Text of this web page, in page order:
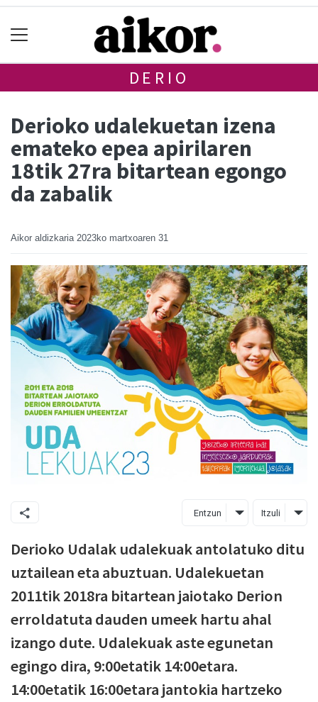
DERIO
Derioko udalekuetan izena
emateko epea apirilaren
18tik 27ra bitartean egongo
da zabalik
Aikor aldizkaria 2023ko martxoaren 31
Entzun Itzuli
Derioko Udalak udalekuak antolatuko ditu
uztailean eta abuztuan. Udalekuetan
2011tik 2018ra bitartean jaiotako Derion
erroldatuta dauden umeek hartu ahal
izango dute. Udalekuak aste egunetan
egingo dira, 9:00etatik 14:00etara.
14:00etatik 16:00etara jantokia hartzeko